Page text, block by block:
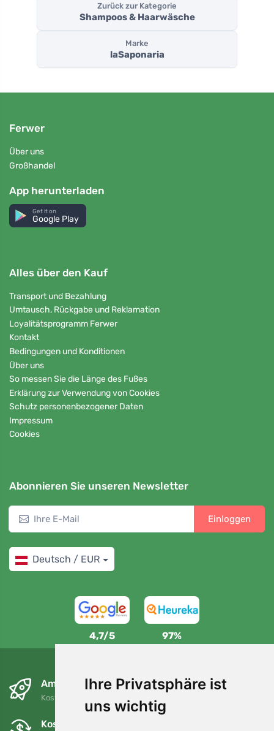
Ihre Privatsphäre ist
uns wichtig
Zurück zur Kategorie
Shampoos & Haarwäsche
Marke
laSaponaria
Ferwer
Über uns
Großhandel
App herunterladen
Get it on
Google Play
Alles über den Kauf
Transport und Bezahlung
Umtausch, Rückgabe und Reklamation
Loyalitätsprogramm Ferwer
Kontakt
Bedingungen und Konditionen
Über uns
So messen Sie die Länge des Fußes
Erklärung zur Verwendung von Cookies
Schutz personenbezogener Daten
Impressum
Cookies
Abonnieren Sie unseren Newsletter
Einloggen
Deutsch / EUR
4,7/5 97%
Am nächsten Tag und kostenlos
Kostenloser Versand für Bestellungen über 80 EUR
Kostenloser Umtausch und Rückgabe